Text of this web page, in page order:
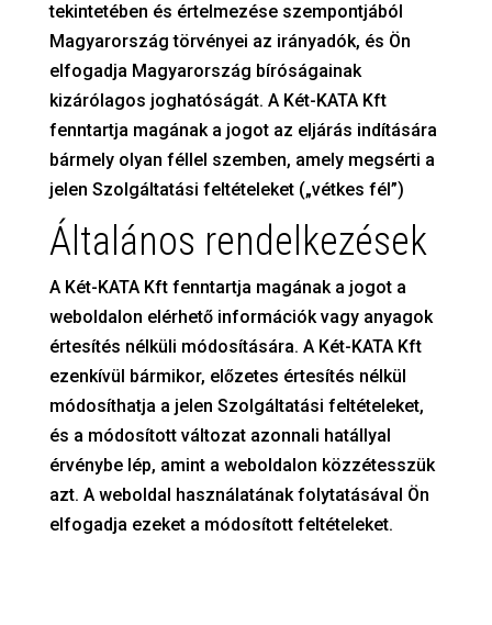
tekintetében és értelmezése szempontjából
Magyarország törvényei az irányadók, és Ön
elfogadja Magyarország bíróságainak
kizárólagos joghatóságát. A Két-KATA Kft
fenntartja magának a jogot az eljárás indítására
bármely olyan féllel szemben, amely megsérti a
jelen Szolgáltatási feltételeket („vétkes fél”)
Általános rendelkezések
A Két-KATA Kft fenntartja magának a jogot a
weboldalon elérhető információk vagy anyagok
értesítés nélküli módosítására. A Két-KATA Kft
ezenkívül bármikor, előzetes értesítés nélkül
módosíthatja a jelen Szolgáltatási feltételeket,
és a módosított változat azonnali hatállyal
érvénybe lép, amint a weboldalon közzétesszük
azt. A weboldal használatának folytatásával Ön
elfogadja ezeket a módosított feltételeket.